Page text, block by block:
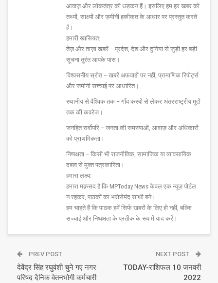
आवाज़ और लोकतंत्र की धड़कन हैं। इसलिए हम हर खबर को
तथ्यों, साक्ष्यों और ज़मीनी हकीकत के आधार पर प्रस्तुत करते
हैं।
हमारी खासियत:
तेज़ और ताज़ा खबरें – प्रदेश, देश और दुनिया से जुड़ी हर बड़ी
सूचना तुरंत आपके पास।
विश्वसनीय स्रोत – खबरें अफवाहों पर नहीं, प्रामाणिक रिपोर्ट्स
और जमीनी सच्चाई पर आधारित।
स्थानीय से वैश्विक तक – गाँव-कस्बों से लेकर अंतरराष्ट्रीय मुद्दों
तक की कवरेज।
जनहित सर्वोपरि – जनता की समस्याओं, आवाज़ और अधिकारों
को प्राथमिकता।
निष्पक्षता – किसी भी राजनीतिक, सामाजिक या व्यावसायिक
दबाव से मुक्त पत्रकारिता।
हमारा लक्ष्य:
हमारा मक़सद है कि MPToday News केवल एक न्यूज़ पोर्टल
न रहकर, पाठकों का भरोसेमंद साथी बने।
हम चाहते हैं कि पाठक हमें सिर्फ खबरों के लिए ही नहीं, बल्कि
सच्चाई और निष्पक्षता के प्रतीक के रूप में याद करें।
PREV POST
देवेंद्र सिंह रघुवंशी चुने गए नगर
परिषद दैनिक वेतनभोगी कर्मचारी
NEXT POST
TODAY-राशिफल 10 जनवरी
2022